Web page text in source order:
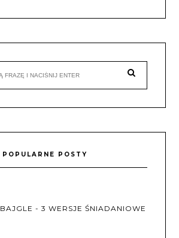
POPULARNE POSTY
BAJGLE - 3 WERSJE ŚNIADANIOWE